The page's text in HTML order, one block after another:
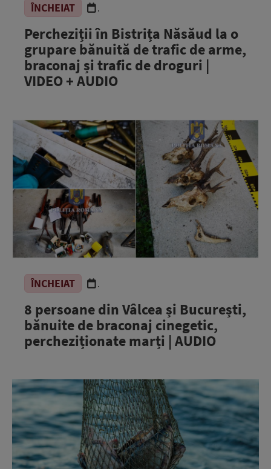
ÎNCHEIAT .
Percheziții în Bistrița Năsăud la o
grupare bănuită de trafic de arme,
braconaj și trafic de droguri |
VIDEO + AUDIO
ÎNCHEIAT .
8 persoane din Vâlcea și București,
bănuite de braconaj cinegetic,
percheziționate marți | AUDIO